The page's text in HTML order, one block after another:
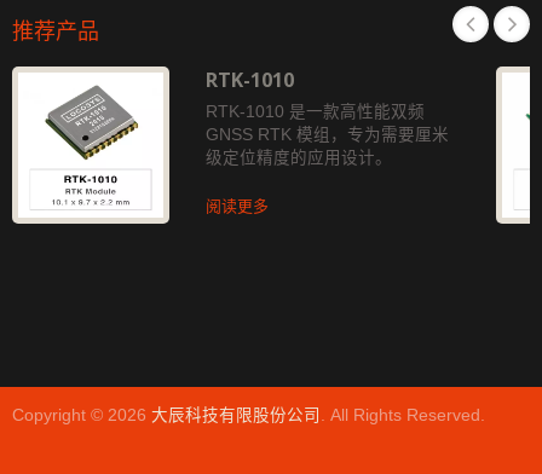
推荐产品
RTK-1010
RTK-1010 是一款高性能双频
GNSS RTK 模组，专为需要厘米
级定位精度的应用设计。
阅读更多
Copyright © 2026 大辰科技有限股份公司 . All Rights Reserved.